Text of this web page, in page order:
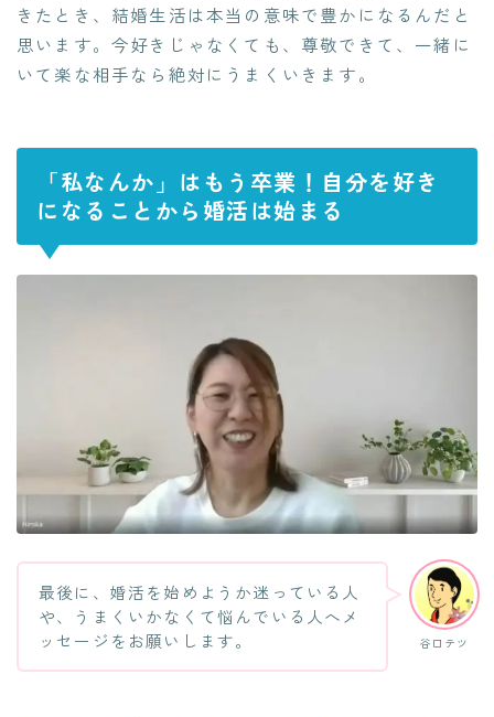
きたとき、結婚生活は本当の意味で豊かになるんだと
思います。今好きじゃなくても、尊敬できて、一緒に
いて楽な相手なら絶対にうまくいきます。
「私なんか」はもう卒業！自分を好き
になることから婚活は始まる
谷口テツ
最後に、婚活を始めようか迷っている人
や、うまくいかなくて悩んでいる人へメ
ッセージをお願いします。